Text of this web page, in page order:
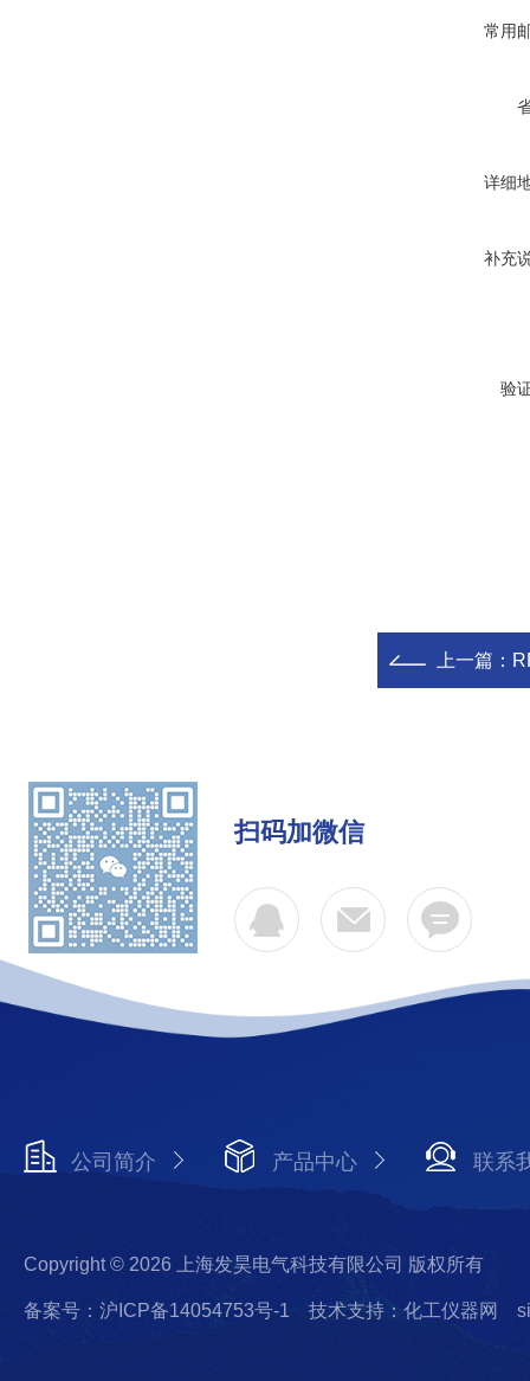
常用
详细
补充
验
上一篇：
扫码加微信
公司简介 产品中心 联系
Copyright © 2026 上海发昊电气科技有限公司 版权所有
备案号：沪ICP备14054753号-1 技术支持：化工仪器网